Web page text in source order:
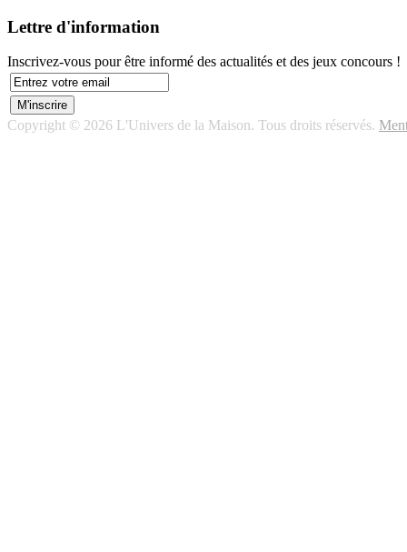
Lettre d'information
Inscrivez-vous pour être informé des actualités et des jeux concours !
Copyright © 2026 L'Univers de la Maison. Tous droits réservés.